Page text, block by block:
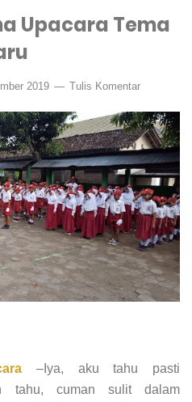
Upacara Tema
2019 Tulis Komentar
–Iya, aku tahu pasti
tahu, cuman sulit dalam